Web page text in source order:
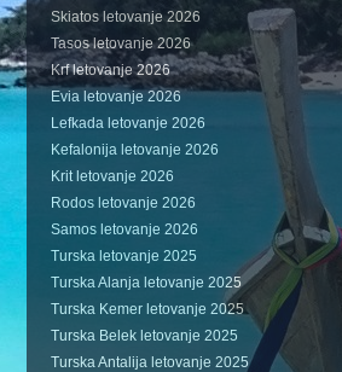
Skiatos letovanje 2026
Tasos letovanje 2026
Krf letovanje 2026
Evia letovanje 2026
Lefkada letovanje 2026
Kefalonija letovanje 2026
Krit letovanje 2026
Rodos letovanje 2026
Samos letovanje 2026
Turska letovanje 2025
Turska Alanja letovanje 2025
Turska Kemer letovanje 2025
Turska Belek letovanje 2025
Turska Antalija letovanje 2025